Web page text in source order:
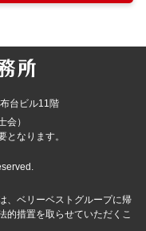
台ビル11階
会）
となります。
、ベリーベストグループに帰
的措置を取らせていただくこ